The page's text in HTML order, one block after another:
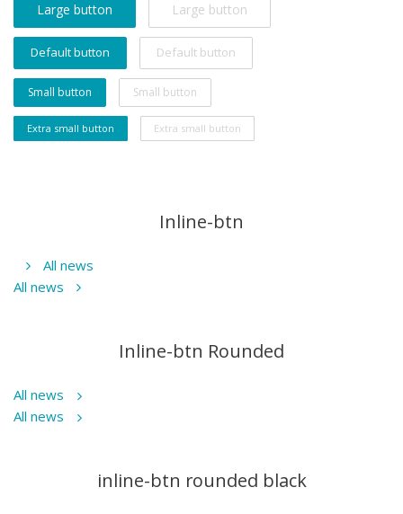
Large button Large button
Default button Default button
Small button Small button
Extra small button Extra small button
Inline-btn
All news
All news
Inline-btn Rounded
All news
All news
inline-btn rounded black